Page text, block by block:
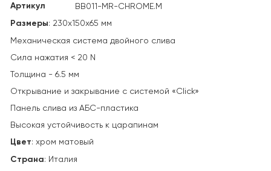
Артикул BB011-MR-CHROME.M
Размеры: 230х150х65 мм
Механическая система двойного слива
Сила нажатия < 20 N
Толщина - 6.5 мм
Открывание и закрывание с системой «Click»
Панель слива из АБС-пластика
Высокая устойчивость к царапинам
Цвет: хром матовый
Страна: Италия